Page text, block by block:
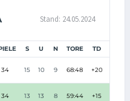
Stand: 24.05.2024
S U N TORE TD
34 15 10 9 68:48 +20
34 13 13 8 59:44 +15